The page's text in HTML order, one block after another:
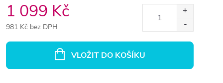
1 099 Kč
981 Kč bez DPH
VLOŽIT DO KOŠÍKU